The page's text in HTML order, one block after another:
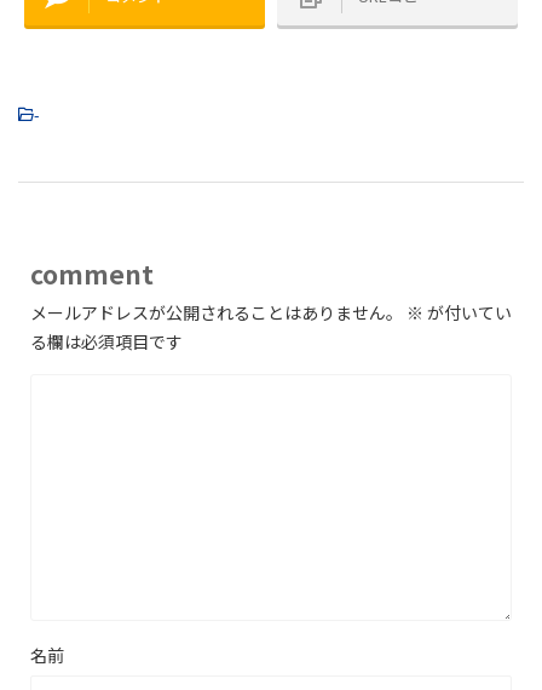
-
comment
メールアドレスが公開されることはありません。 ※ が付いてい
る欄は必須項目です
名前